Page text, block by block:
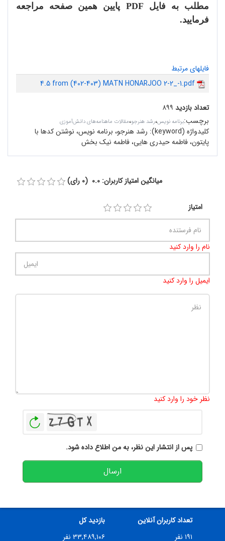
مطلب به فایلPDF پایین همین صفحه مراجعه
فرمایید.
فایلهای مرتبط
4.5 from (402-403) MATN HONARJOO 2-2_-1.pdf
تعداد بازدید ۸۹۹
برچسب:برنامه نویس،رشد هنرجو،مقالات ماهنامه‌های دانش‌آموزی
کلیدواژه (keyword):
رشد هنرجو، برنامه نویس، نوشتن کدها با
پایتون، فاطمه حیدری هایی، فاطمه نیک بخش
میانگین امتیاز کاربران: 0.0 (0 رای)
امتیاز
نام را وارد کنید
ایمیل را وارد کنید
نظر خود را وارد کنید
پس از انتشار این نظر، به من اطلاع داده شود.
ارسال
تعداد کاربران آنلاین
۱۹۱ نفر
بازدید کل
۳۳,۴۸۹,۱۰۶ نفر